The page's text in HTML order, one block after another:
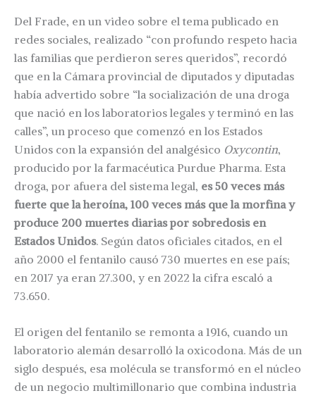
Del Frade, en un video sobre el tema publicado en
redes sociales, realizado “con profundo respeto hacia
las familias que perdieron seres queridos”, recordó
que en la Cámara provincial de diputados y diputadas
había advertido sobre “la socialización de una droga
que nació en los laboratorios legales y terminó en las
calles”, un proceso que comenzó en los Estados
Unidos con la expansión del analgésico Oxycontin,
producido por la farmacéutica Purdue Pharma. Esta
droga, por afuera del sistema legal, es 50 veces más
fuerte que la heroína, 100 veces más que la morfina y
produce 200 muertes diarias por sobredosis en
Estados Unidos. Según datos oficiales citados, en el
año 2000 el fentanilo causó 730 muertes en ese país;
en 2017 ya eran 27.300, y en 2022 la cifra escaló a
73.650.
El origen del fentanilo se remonta a 1916, cuando un
laboratorio alemán desarrolló la oxicodona. Más de un
siglo después, esa molécula se transformó en el núcleo
de un negocio multimillonario que combina industria